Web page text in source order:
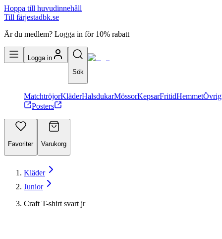
Hoppa till huvudinnehåll
Till färjestadbk.se
Är du medlem? Logga in för 10% rabatt
Logga in
Sök
MatchtröjorKläderHalsdukarMössorKepsarFritidHemmet
Posters
Favoriter Varukorg
Kläder
Junior
Craft T-shirt svart jr